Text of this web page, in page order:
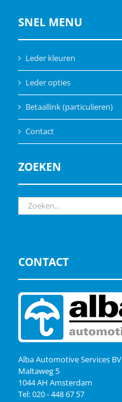
SNEL MENU
Leder kleuren
Leder opties
Betaallink (particulieren)
Contact
ZOEKEN
Zoeken
naar:
CONTACT
Alba Automotive Services BV
Maltaweg 5
1044 AH Amsterdam
Tel: 020 - 448 67 57